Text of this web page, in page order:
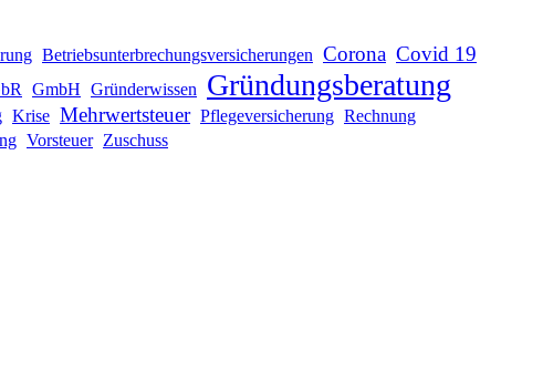
Betriebsunterbrechungsversicherungen Corona Covid 19
GmbH Gründerwissen Gründungsberatung
Krise Mehrwertsteuer Pflegeversicherung Rechnung
Vorsteuer Zuschuss